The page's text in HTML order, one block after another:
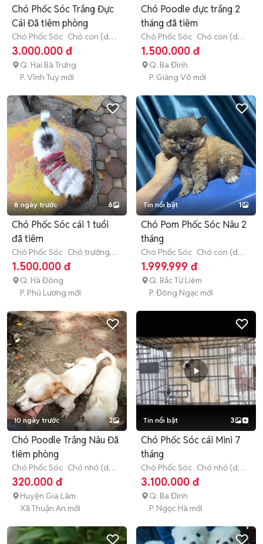
Chó Phốc Sóc Trắng Đực
Cái Đã tiêm phòng
Chó Phốc Sóc Chó con (dưới
3 tháng tuổi)
3.000.000 đ
Q. Hai Bà Trưng
P. Vĩnh Tuy mới
Chó Poodle đực trắng 2
tháng đã tiêm
Chó Phốc Sóc Chó con (dưới
3 tháng tuổi)
1.500.000 đ
Q. Ba Đình
P. Giảng Võ mới
8 ngày trước 6
Chó Phốc Sóc cái 1 tuổi
đã tiêm
Chó Phốc Sóc Chó trưởng
thành (hơn 1 tuổi)
1.500.000 đ
Q. Hà Đông
P. Phú Lương mới
Tin nổi bật 1
Chó Pom Phốc Sóc Nâu 2
tháng
Chó Phốc Sóc Chó con (dưới
3 tháng tuổi)
1.999.999 đ
Q. Bắc Từ Liêm
P. Đông Ngạc mới
10 ngày trước 2
Chó Poodle Trắng Nâu Đã
tiêm phòng
Chó Phốc Sóc Chó nhỏ (dưới
1 năm tuổi)
320.000 đ
Huyện Gia Lâm
Xã Thuận An mới
Tin nổi bật 3
Chó Phốc Sóc cái Mini 7
tháng
Chó Phốc Sóc Chó nhỏ (dưới
1 năm tuổi)
3.100.000 đ
Q. Ba Đình
P. Ngọc Hà mới